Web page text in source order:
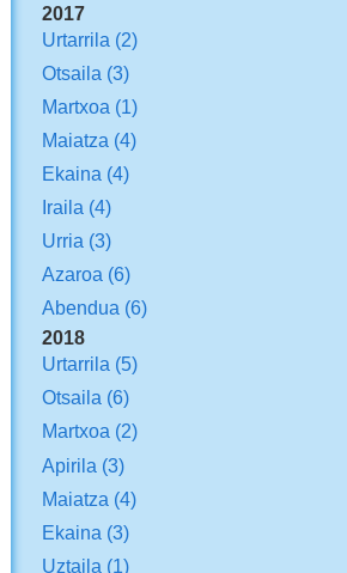
2017
Urtarrila (2)
Otsaila (3)
Martxoa (1)
Maiatza (4)
Ekaina (4)
Iraila (4)
Urria (3)
Azaroa (6)
Abendua (6)
2018
Urtarrila (5)
Otsaila (6)
Martxoa (2)
Apirila (3)
Maiatza (4)
Ekaina (3)
Uztaila (1)